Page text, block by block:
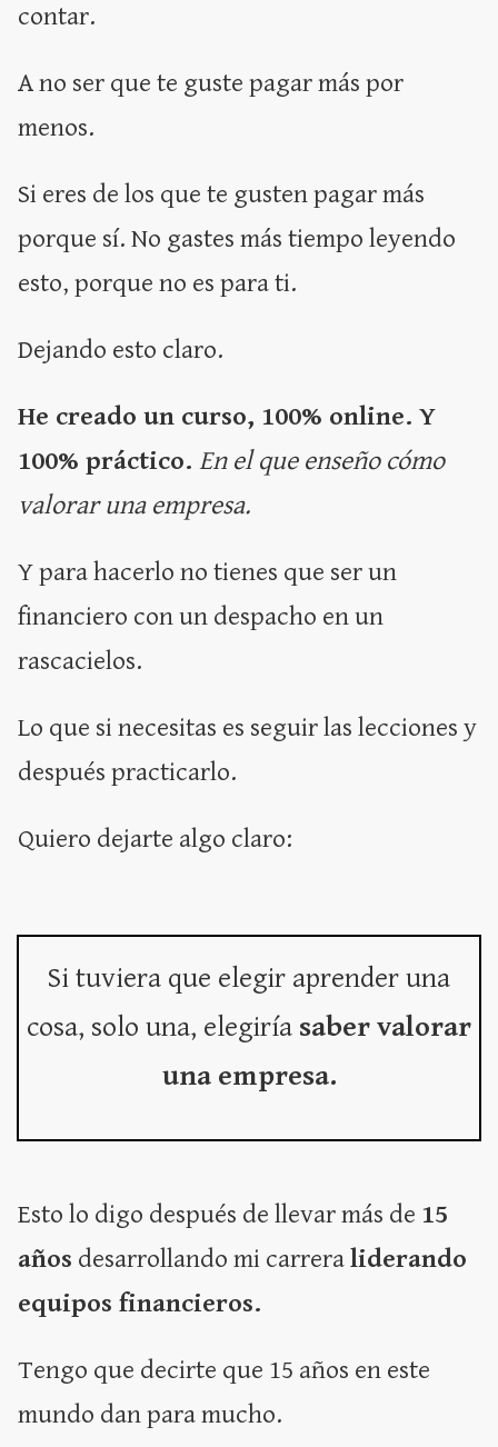
contar.
A no ser que te guste pagar más por
menos.
Si eres de los que te gusten pagar más
porque sí. No gastes más tiempo leyendo
esto, porque no es para ti.
Dejando esto claro.
He creado un curso, 100% online. Y
100% práctico. En el que enseño cómo
valorar una empresa.
Y para hacerlo no tienes que ser un
financiero con un despacho en un
rascacielos.
Lo que si necesitas es seguir las lecciones y
después practicarlo.
Quiero dejarte algo claro:
Si tuviera que elegir aprender una
cosa, solo una, elegiría saber valorar
una empresa.
Esto lo digo después de llevar más de 15
años desarrollando mi carreraliderando
equipos financieros.
Tengo que decirte que 15 años en este
mundo dan para mucho.